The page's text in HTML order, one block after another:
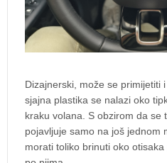
Dizajnerski, može se primijetiti
sjajna plastika se nalazi oko
kraku volana. S obzirom da se
pojavljuje samo na još jednom
morati toliko brinuti oko